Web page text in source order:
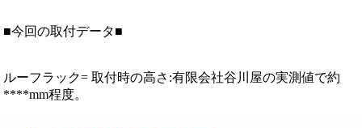
■今回の取付データ■
ルーフラック= 取付時の高さ:有限会社谷川屋の実測値で約
****mm程度。